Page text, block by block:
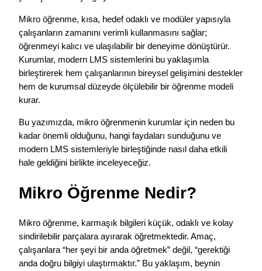
Mikro öğrenme, kısa, hedef odaklı ve modüler yapısıyla
çalışanların zamanını verimli kullanmasını sağlar;
öğrenmeyi kalıcı ve ulaşılabilir bir deneyime dönüştürür.
Kurumlar, modern LMS sistemlerini bu yaklaşımla
birleştirerek hem çalışanlarının bireysel gelişimini destekler
hem de kurumsal düzeyde ölçülebilir bir öğrenme modeli
kurar.
Bu yazımızda, mikro öğrenmenin kurumlar için neden bu
kadar önemli olduğunu, hangi faydaları sunduğunu ve
modern LMS sistemleriyle birleştiğinde nasıl daha etkili
hale geldiğini birlikte inceleyeceğiz.
Mikro Öğrenme Nedir?
Mikro öğrenme, karmaşık bilgileri küçük, odaklı ve kolay
sindirilebilir parçalara ayırarak öğretmektedir. Amaç,
çalışanlara “her şeyi bir anda öğretmek” değil, “gerektiği
anda doğru bilgiyi ulaştırmaktır.” Bu yaklaşım, beynin